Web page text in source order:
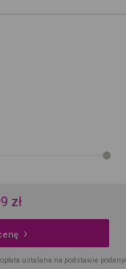
zł
ustalana na podstawie